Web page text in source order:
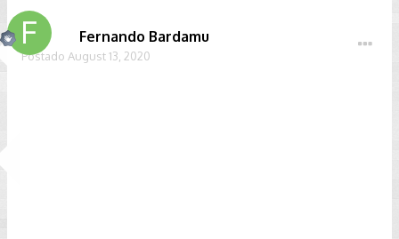
Fernando Bardamu
Postado August 13, 2020